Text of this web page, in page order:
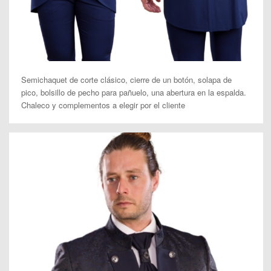
Semichaquet de corte clásico, cierre de un botón, solapa de
pico, bolsillo de pecho para pañuelo, una abertura en la espalda.
Chaleco y complementos a elegir por el cliente